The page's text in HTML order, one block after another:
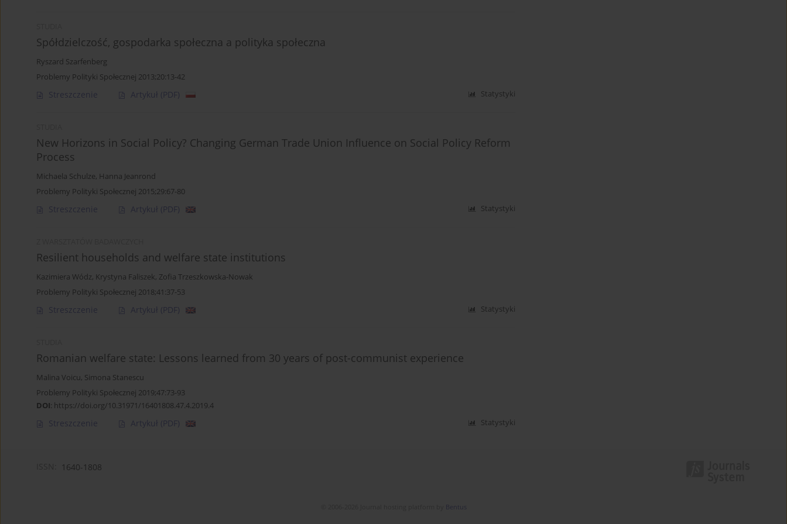
Spółdzielczość, gospodarka społeczna a polityka społeczna
Ryszard Szarfenberg
Problemy Polityki Społecznej 2013;20:13-42
Streszczenie Artykuł (PDF) Statystyki
New Horizons in Social Policy? Changing German Trade Union Influence on Social Policy Reform
Process
Michaela Schulze, Hanna Jeanrond
Problemy Polityki Społecznej 2015;29:67-80
Streszczenie Artykuł (PDF) Statystyki
Resilient households and welfare state institutions
Kazimiera Wódz, Krystyna Faliszek, Zofia Trzeszkowska-Nowak
Problemy Polityki Społecznej 2018;41:37-53
Streszczenie Artykuł (PDF) Statystyki
Romanian welfare state: Lessons learned from 30 years of post-communist experience
Malina Voicu, Simona Stanescu
Problemy Polityki Społecznej 2019;47:73-93
DOI: https://doi.org/10.31971/16401808.47.4.2019.4
Streszczenie Artykuł (PDF) Statystyki
1640-1808
Bentus